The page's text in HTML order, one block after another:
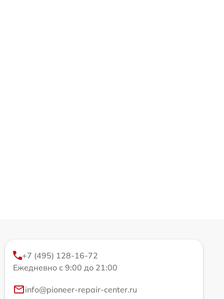
+7 (495) 128-16-72
Ежедневно с 9:00 до 21:00
info@pioneer-repair-center.ru